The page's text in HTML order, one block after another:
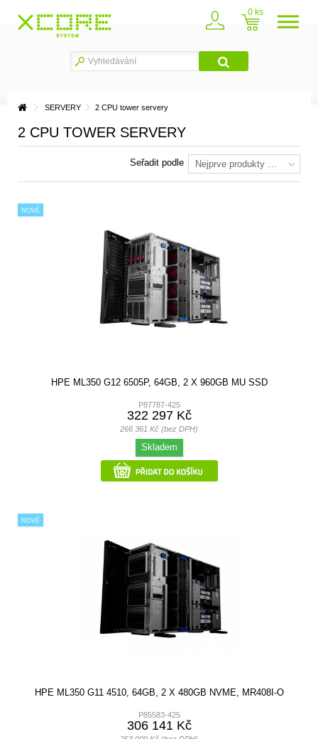
0
SERVERY 2 CPU tower servery
2 CPU TOWER SERVERY
Seřadit podle Nejprve produkty skladem
NOVÉ
HPE ML350 G12 6505P, 64GB, 2 X 960GB MU SSD
P87787-425
322 297 Kč
266 361 Kč (bez DPH)
Skladem
NOVÉ
HPE ML350 G11 4510, 64GB, 2 X 480GB NVME, MR408I-O
P85583-425
306 141 Kč